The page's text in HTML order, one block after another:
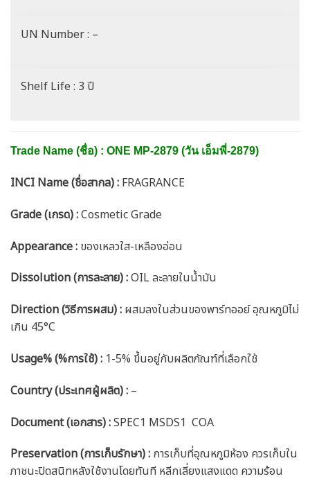
UN Number : –
Shelf Life : 3 ปี
Trade Name (ชื่อ) : ONE MP-2879 (วัน เอ็มพี่-2879)
INCI Name (ชื่อสากล) : FRAGRANCE
Grade (เกรด) :Cosmetic Grade
Appearance : ของเหลวใส-เหลืองอ่อน
Dissolution (การละลาย) :OIL ละลายในน้ำมัน
Direction (วิธีการผสม) : ผสมลงในส่วนของพาร์ทออย์ อุณหภูมิไม่
เกิน 45°C
Usage% (%การใช้) : 1-5% ขึ้นอยู่กับผลิตภัณฑ์ที่เลือกใช้
Country (ประเทศผู้ผลิต) : –
Document (เอกสาร) :SPEC1 MSDS1 COA
Preservation (การเก็บรักษา) : การเก็บที่อุณหภูมิห้อง ควรเก็บใน
ภาชนะปิดสนิทหลังใช้งานโดยทันที หลีกเลี่ยงแสงแดด ความร้อน